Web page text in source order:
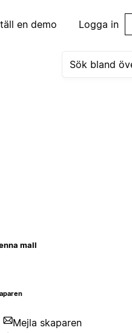
en demo Logga in
mall
Mejla skaparen